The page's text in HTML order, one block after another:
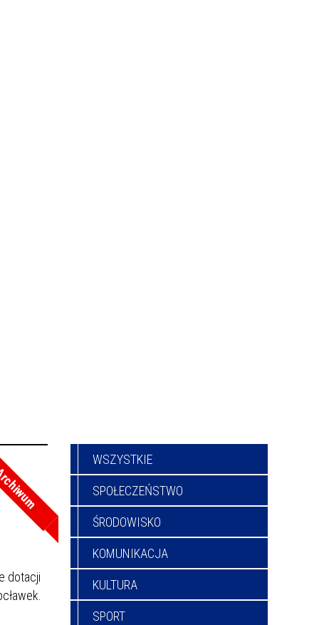
dotacji
WSZYSTKIE
SPOŁECZEŃSTWO
ŚRODOWISKO
KOMUNIKACJA
KULTURA
SPORT